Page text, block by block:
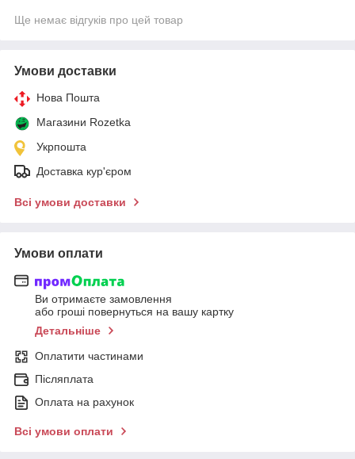
Ще немає відгуків про цей товар
Умови доставки
Нова Пошта
Магазини Rozetka
Укрпошта
Доставка кур'єром
Всі умови доставки
Умови оплати
Ви отримаєте замовлення
або гроші повернуться на вашу картку
Детальніше
Оплатити частинами
Післяплата
Оплата на рахунок
Всі умови оплати